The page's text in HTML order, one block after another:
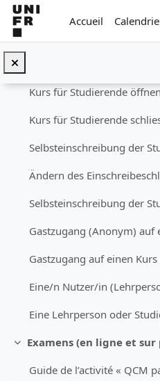
Passer au contenu principal
Accueil
Kurs für Studierende öffnen
Kurs für Studierende
Replier